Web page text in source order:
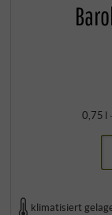
0,75 l
klimatisiert